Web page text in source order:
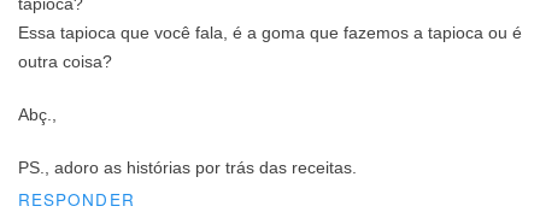
tapioca?
Essa tapioca que você fala, é a goma que fazemos a tapioca ou é
outra coisa?
Abç.,
PS., adoro as histórias por trás das receitas.
RESPONDER